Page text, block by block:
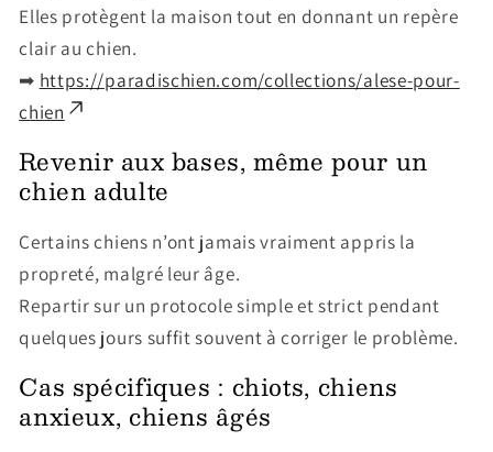
Elles protègent la maison tout en donnant un repère
clair au chien.
➡ https://paradischien.com/collections/alese-pour-
chien
Revenir aux bases, même pour un
chien adulte
Certains chiens n’ont jamais vraiment appris la
propreté, malgré leur âge.
Repartir sur un protocole simple et strict pendant
quelques jours suffit souvent à corriger le problème.
Cas spécifiques : chiots, chiens
anxieux, chiens âgés